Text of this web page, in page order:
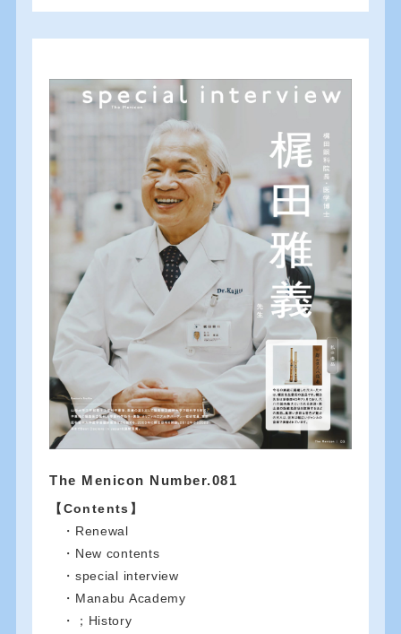
The Menicon Number.081
【Contents】
・Renewal
・New contents
・special interview
・Manabu Academy
・；History